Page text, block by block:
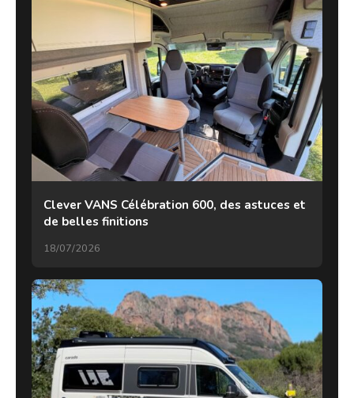
Clever VANS Célébration 600, des astuces et
de belles finitions
18/07/2026